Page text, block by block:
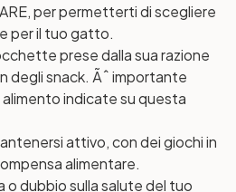
per permetterti di scegliere
per il tuo gatto.
prese dalla sua razione
degli snack. Ãˆ importante
indicate su questa
attivo, con dei giochi in
alimentare.
o dubbio sulla salute del tuo